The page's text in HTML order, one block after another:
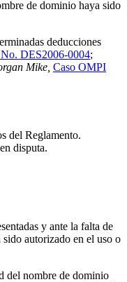
de dominio haya sido
deducciones
DES2006-0004;
Mike, Caso OMPI
del Reglamento.
disputa.
y ante la falta de
autorizado en el uso o
del nombre de dominio